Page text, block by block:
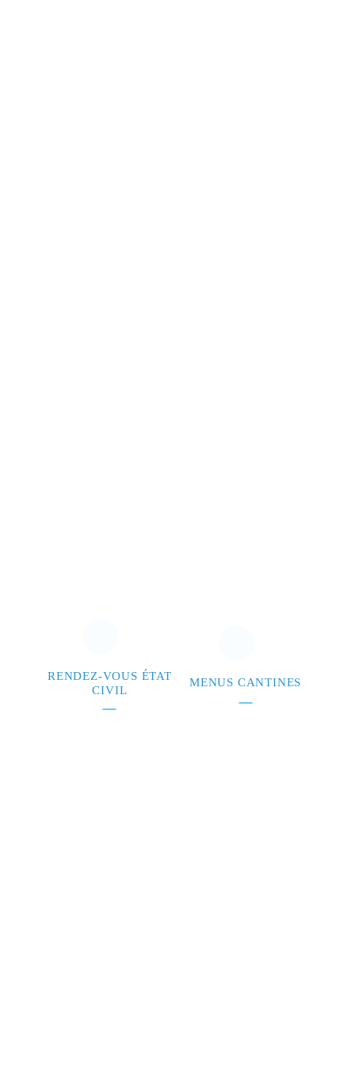
RENDEZ-VOUS ÉTAT
CIVIL
MENUS CANTINES